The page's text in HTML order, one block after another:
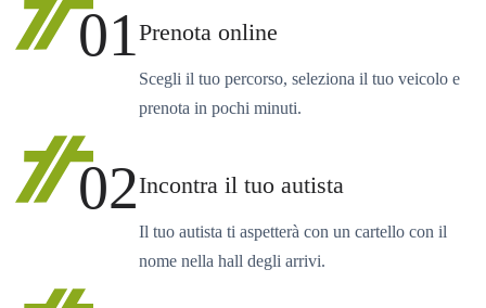
01Prenota online
Scegli il tuo percorso, seleziona il tuo veicolo e
prenota in pochi minuti.
02Incontra il tuo autista
Il tuo autista ti aspetterà con un cartello con il
nome nella hall degli arrivi.